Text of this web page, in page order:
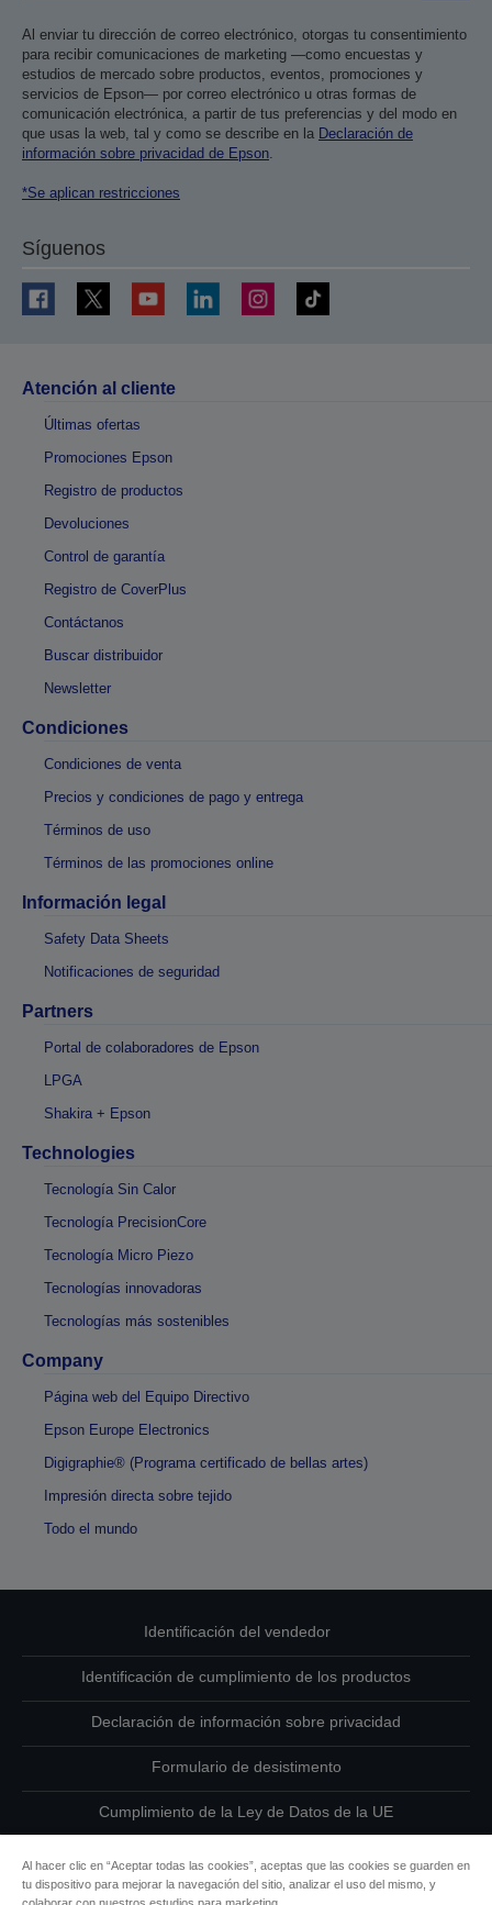
Al enviar tu dirección de correo electrónico, otorgas tu consentimiento
para recibir comunicaciones de marketing —como encuestas y
estudios de mercado sobre productos, eventos, promociones y
servicios de Epson— por correo electrónico u otras formas de
comunicación electrónica, a partir de tus preferencias y del modo en
que usas la web, tal y como se describe en la Declaración de
información sobre privacidad de Epson
*Se aplican restricciones
Síguenos
Atención al cliente
Últimas ofertas
Promociones Epson
Registro de productos
Devoluciones
Control de garantía
Registro de CoverPlus
Contáctanos
Buscar distribuidor
Newsletter
Condiciones
Condiciones de venta
Precios y condiciones de pago y entrega
Términos de uso
Términos de las promociones online
Información legal
Safety Data Sheets
Notificaciones de seguridad
Partners
Portal de colaboradores de Epson
LPGA
Shakira + Epson
Technologies
Tecnología Sin Calor
Tecnología PrecisionCore
Tecnología Micro Piezo
Tecnologías innovadoras
Tecnologías más sostenibles
Company
Página web del Equipo Directivo
Epson Europe Electronics
Digigraphie® (Programa certificado de bellas artes)
Impresión directa sobre tejido
Todo el mundo
Identificación del vendedor
Identificación de cumplimiento de los productos
Declaración de información sobre privacidad
Formulario de desistimento
Cumplimiento de la Ley de Datos de la UE
Información sobre cookies
Al hacer clic en “Aceptar todas las cookies”, aceptas que las cookies se guarden en
tu dispositivo para mejorar la navegación del sitio, analizar el uso del mismo, y